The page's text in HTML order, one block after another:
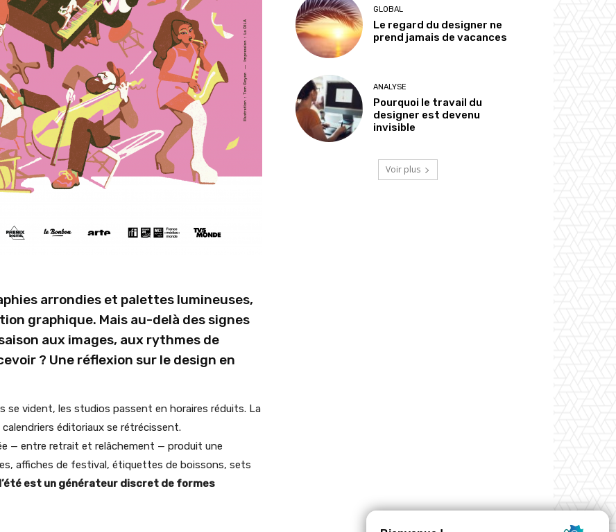
arrondies et palettes lumineuses,
graphique. Mais au-delà des signes
aux images, aux rythmes de
? Une réflexion sur le design en
se vident, les studios passent en horaires réduits. La
calendriers éditoriaux se rétrécissent.
— entre retrait et relâchement — produit une
affiches de festival, étiquettes de boissons, sets
l’été est un générateur discret de formes
GLOBAL
Le regard du designer ne
prend jamais de vacances
ANALYSE
Pourquoi le travail du
designer est devenu
invisible
Voir plus